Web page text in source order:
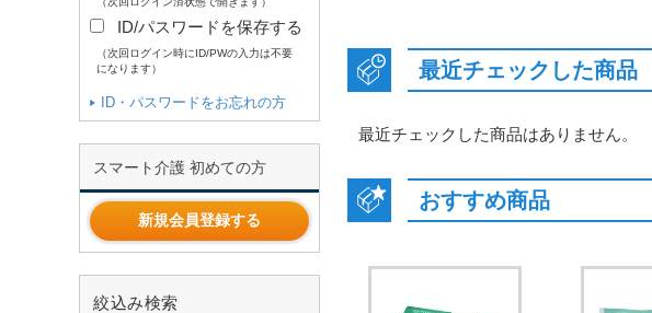
ID/パスワードを保存する
（次回ログイン時にID/PWの入力は不要
になります）
ID・パスワードをお忘れの方
スマート介護 初めての方
新規会員登録する
絞込み検索
最近チェックした商品
最近チェックした商品はありません。
おすすめ商品